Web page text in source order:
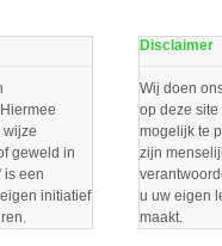
wijze
geweld in
is een
initiatief
Disclaimer
Wij doen
op deze
mogelijk te
zijn
u uw eigen
maakt.